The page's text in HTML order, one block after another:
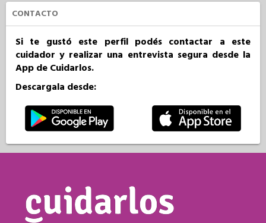
CONTACTO
Si te gustó este perfil podés contactar a este
cuidador y realizar una entrevista segura desde la
App de Cuidarlos.
Descargala desde: